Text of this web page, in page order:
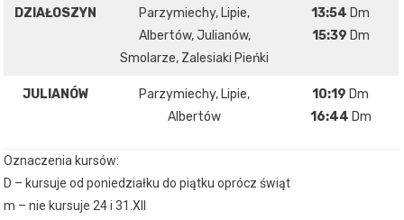
DZIAŁOSZYN
Parzymiechy, Lipie,
Albertów, Julianów,
Smolarze, Zalesiaki Pieńki
13:54 Dm
15:39 Dm
JULIANÓW
Parzymiechy, Lipie,
Albertów
10:19 Dm
16:44 Dm
Oznaczenia kursów:
D – kursuje od poniedziałku do piątku oprócz świąt
m – nie kursuje 24 i 31.XII